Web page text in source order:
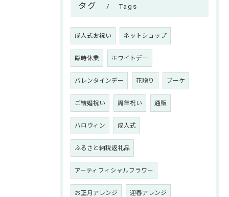
タグ Tags
成人式お祝い ネットショップ
臨時休業 ホワイトデー
バレンタインデー 花贈り ブーケ
ご結婚祝い 周年祝い 通販
ハロウィン 成人式
ふるさと納税返礼品
アーティフィシャルフラワー
お正月アレンジ 迎春アレンジ